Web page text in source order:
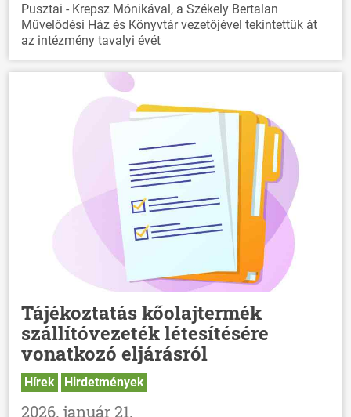
Pusztai - Krepsz Mónikával, a Székely Bertalan
Művelődési Ház és Könyvtár vezetőjével tekintettük át
az intézmény tavalyi évét
Tájékoztatás kőolajtermék
szállítóvezeték létesítésére
vonatkozó eljárásról
Hírek Hirdetmények
2026. január 21.